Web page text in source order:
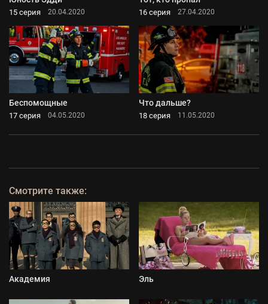
15 серия 20.04.2020 16 серия 27.04.2020
Беспомощные
17 серия 04.05.2020
Что дальше?
18 серия 11.05.2020
Смотрите также:
Академия Эль